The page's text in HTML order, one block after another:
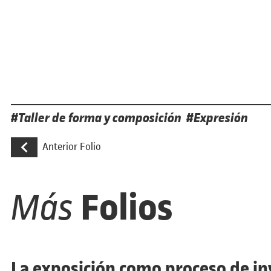
Etiquetas
Taller de forma y composición Expresión
Navegación de entradas
Anterior Folio
Más Folios